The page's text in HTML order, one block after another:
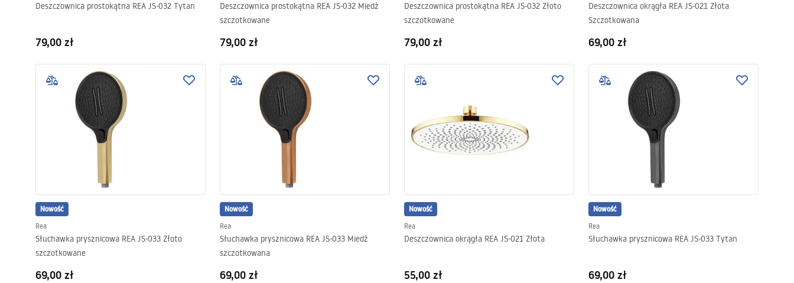
Deszczownica prostokątna REA JS-032 Tytan
79,00 zł
Deszczownica prostokątna REA JS-032 Miedź
szczotkowane
79,00 zł
Deszczownica prostokątna REA JS-032 Złoto
szczotkowane
79,00 zł
Deszczownica okrągła REA JS-021 Złota
Szczotkowana
69,00 zł
Nowość
Rea
Słuchawka prysznicowa REA JS-033 Złoto
szczotkowane
69,00 zł
Nowość
Rea
Słuchawka prysznicowa REA JS-033 Miedź
szczotkowana
69,00 zł
Nowość
Rea
Deszczownica okrągła REA JS-021 Złota
55,00 zł
Nowość
Rea
Słuchawka prysznicowa REA JS-033 Tytan
69,00 zł